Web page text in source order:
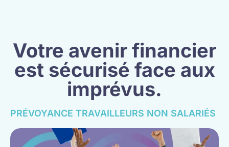
Votre avenir financier
est sécurisé face aux
imprévus.
PRÉVOYANCE TRAVAILLEURS NON SALARIÉS